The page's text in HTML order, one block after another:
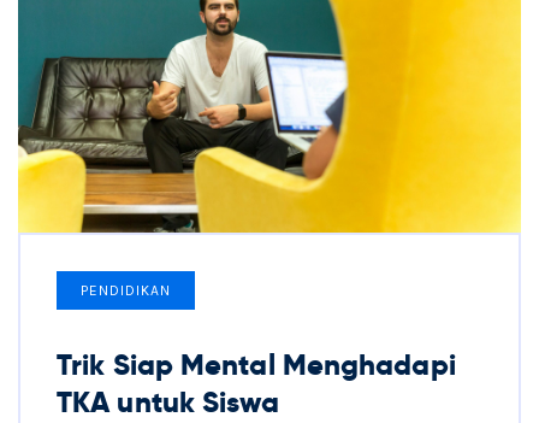
PENDIDIKAN
Trik Siap Mental Menghadapi
TKA untuk Siswa